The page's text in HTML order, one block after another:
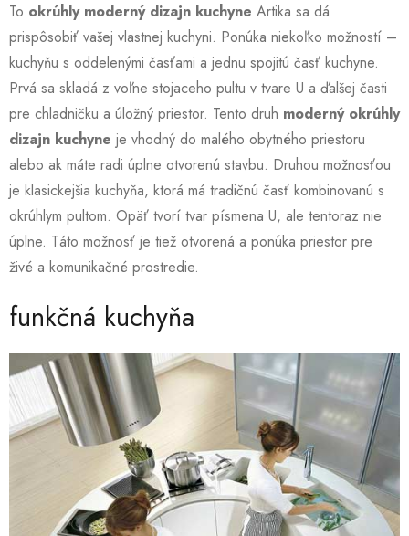
To okrúhly moderný dizajn kuchyne Artika sa dá
prispôsobiť vašej vlastnej kuchyni. Ponúka niekoľko možností –
kuchyňu s oddelenými časťami a jednu spojitú časť kuchyne.
Prvá sa skladá z voľne stojaceho pultu v tvare U a ďalšej časti
pre chladničku a úložný priestor. Tento druh moderný okrúhly
dizajn kuchyne je vhodný do malého obytného priestoru
alebo ak máte radi úplne otvorenú stavbu. Druhou možnosťou
je klasickejšia kuchyňa, ktorá má tradičnú časť kombinovanú s
okrúhlym pultom. Opäť tvorí tvar písmena U, ale tentoraz nie
úplne. Táto možnosť je tiež otvorená a ponúka priestor pre
živé a komunikačné prostredie.
funkčná kuchyňa